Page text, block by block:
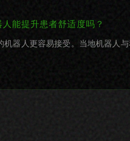
能提升患者舒适度吗？
机器人更容易接受。当地机器人